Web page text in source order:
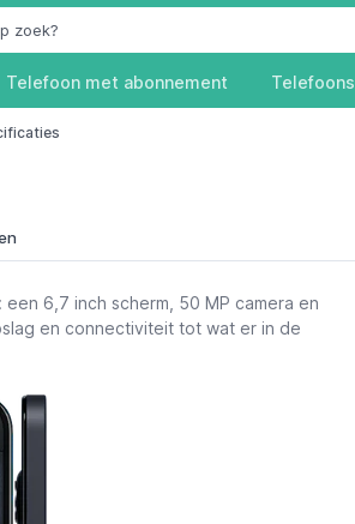
Telefoon met abonnement Telefoons
een 6,7 inch scherm, 50 MP camera en
en connectiviteit tot wat er in de